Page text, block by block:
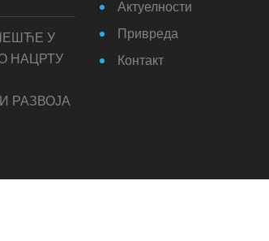
У
НАЦРТУ
РАЗВОЈА
Актуелности
Привреда
Контакт